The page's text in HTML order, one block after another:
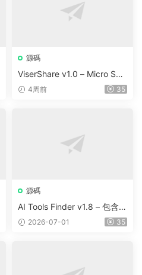
源碼
ViserShare v1.0 – Micro Sha
re Trading And Prediction Pl
4周前 35
源碼
AI Tools Finder v1.8 – 包含 5
000 多種工具、訂閱、廣告
2026-07-01 35